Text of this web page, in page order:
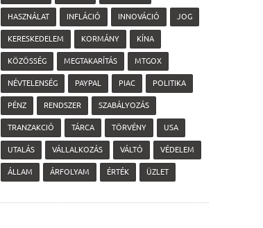
HASZNÁLAT INFLÁCIÓ INNOVÁCIÓ JOG
KERESKEDELEM KORMÁNY KÍNA
KÖZÖSSÉG MEGTAKARÍTÁS MTGOX
NÉVTELENSÉG PAYPAL PIAC POLITIKA
PÉNZ RENDSZER SZABÁLYOZÁS
TRANZAKCIÓ TÁRCA TÖRVÉNY USA
UTALÁS VÁLLALKOZÁS VÁLTÓ VÉDELEM
ÁLLAM ÁRFOLYAM ÉRTÉK ÜZLET